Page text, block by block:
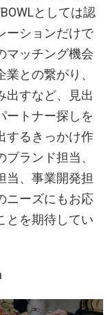
としては認
ーションだけで
マッチング機会
との繋がり、
出すなど、見出
ートナー探しを
するきっかけ作
ランド担当、
当、事業開発担
ニーズにもお応
とを期待してい